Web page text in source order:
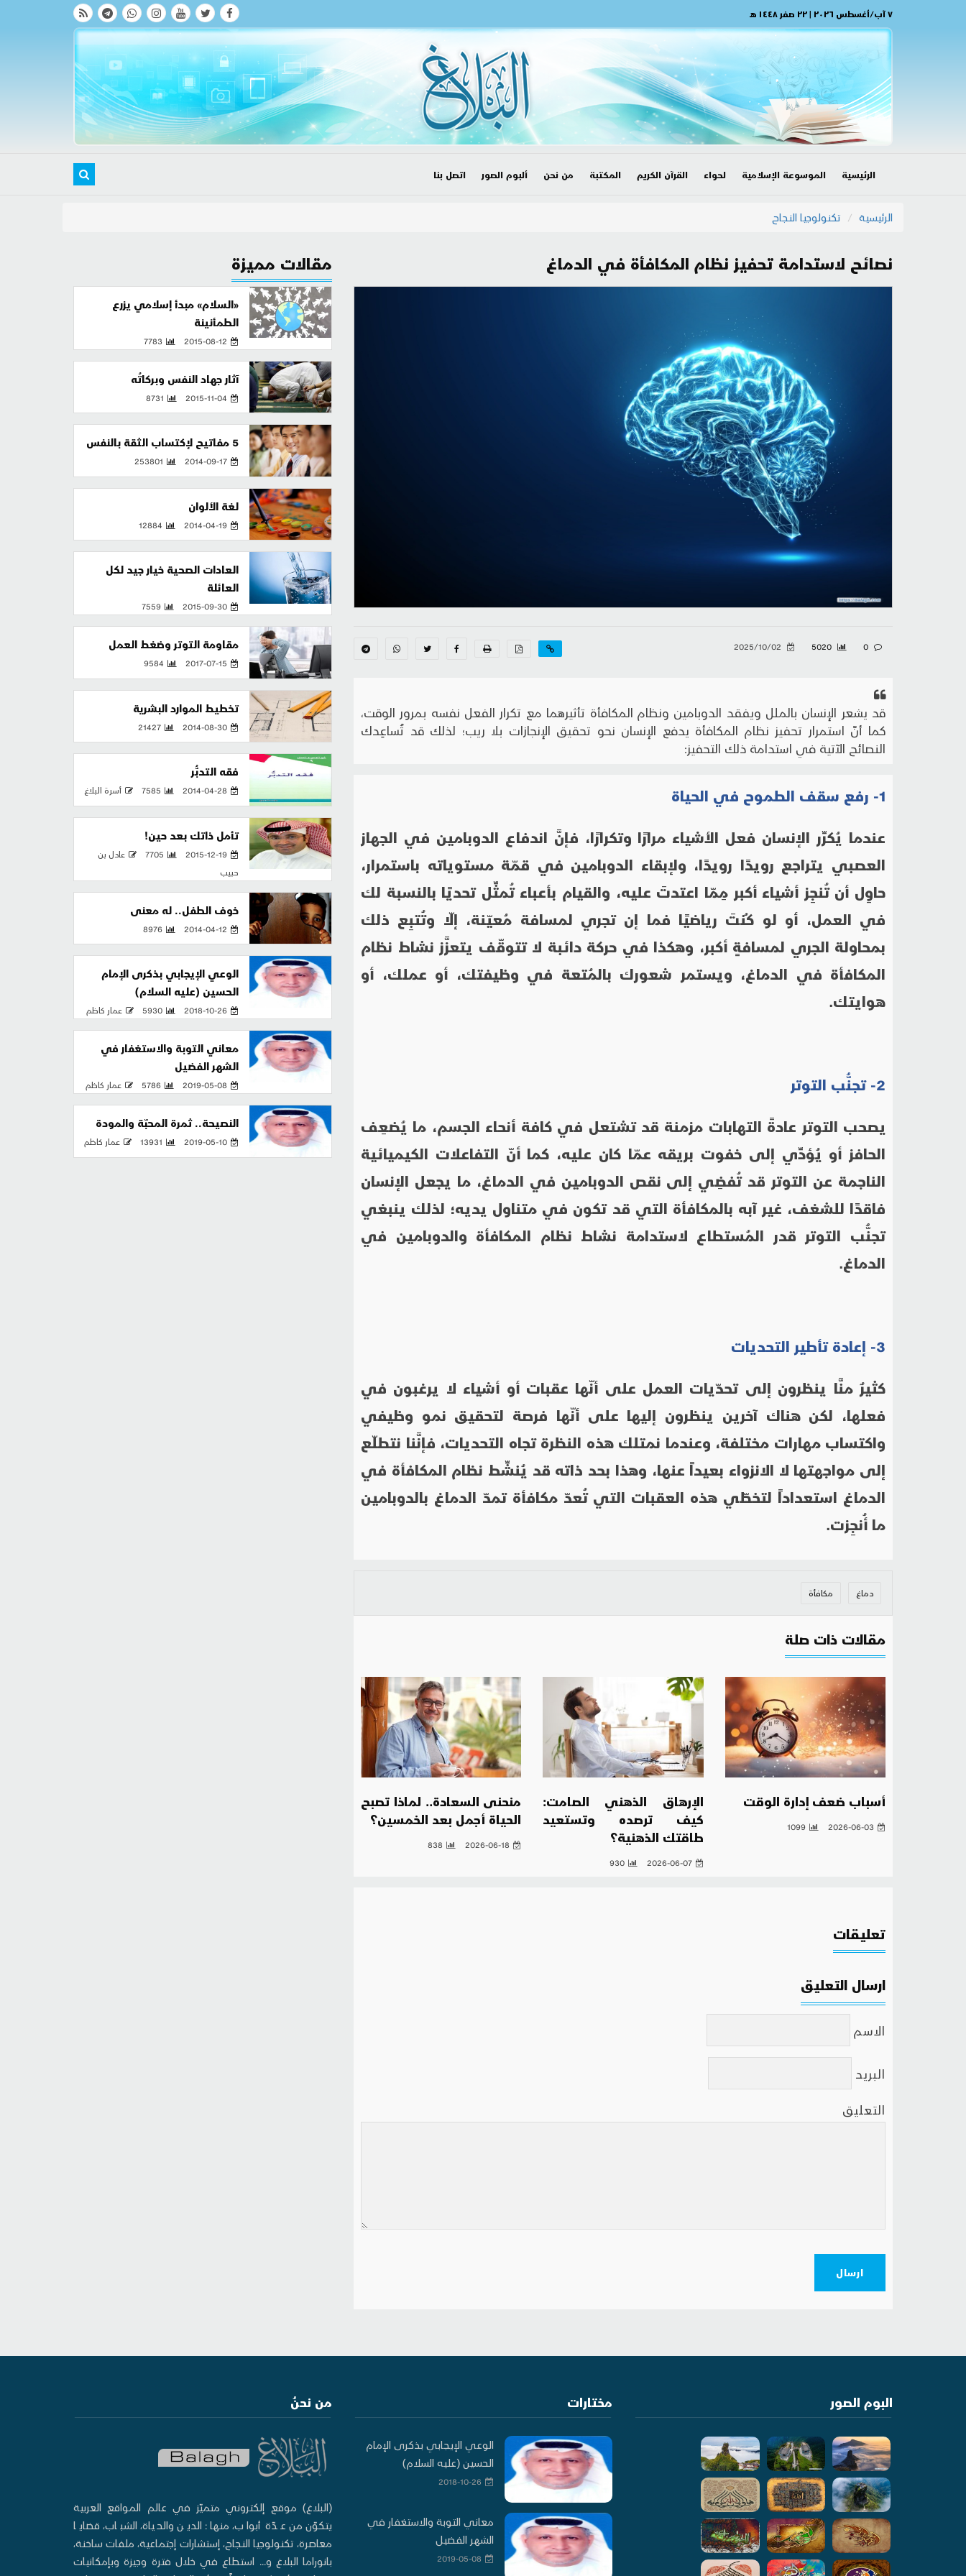
٧ آب/أغسطس ٢٠٢٦ | ٢٢ صفر ١٤٤٨ هـ
الرئيسية الموسوعة الإسلامية لحواء القرآن الكريم المكتبة من نحن ألبوم الصور اتصل بنا
الرئيسية تكنولوجيا النجاح
نصائح لاستدامة تحفيز نظام المكافأة في الدماغ
0
5020
قد يشعر الإنسان بالملل ويفقد الدوبامين ونظام المكافأة تأثيرهما مع تكرار الفعل نفسه بمرور الوقت،
كما أنّ استمرار تحفيز نظام المكافأة يدفع الإنسان نحو تحقيق الإنجازات بلا ريب؛ لذلك قد تُساعِدك
النصائح الآتية في استدامة ذلك التحفيز:
1- رفع سقف الطموح في الحياة
عندما يُكرِّر الإنسان فعل الأشياء مرارًا وتكرارًا، فإنَّ اندفاع الدوبامين في الجهاز
العصبي يتراجع رويدًا رويدًا، ولإبقاء الدوبامين في قمّة مستوياته باستمرار،
حاوِل أن تُنجِز أشياء أكبر مِمّا اعتدتَ عليه، والقيام بأعباء تُمثِّل تحديًا بالنسبة لك
في العمل، أو لو كُنتَ رياضيًا فما إن تجري لمسافة مُعيّنة، إلّا وتُتبِع ذلك
بمحاولة الجري لمسافةٍ أكبر، وهكذا في حركة دائبة لا تتوقّف يتعزَّز نشاط نظام
المكافأة في الدماغ، ويستمر شعورك بالمُتعة في وظيفتك، أو عملك، أو
هوايتك.
2- تجنُّب التوتر
يصحب التوتر عادةً التهابات مزمنة قد تشتعل في كافة أنحاء الجسم، ما يُضعِف
الحافز أو يُؤدِّي إلى خفوت بريقه عمّا كان عليه، كما أنّ التفاعلات الكيميائية
الناجمة عن التوتر قد تُفضِي إلى نقص الدوبامين في الدماغ، ما يجعل الإنسان
فاقدًا للشغف، غير آبه بالمكافأة التي قد تكون في متناول يديه؛ لذلك ينبغي
تجنُّب التوتر قدر المُستطاع لاستدامة نشاط نظام المكافأة والدوبامين في
الدماغ.
3- إعادة تأطير التحديات
كثيرٌ منَّا ينظرون إلى تحدّيات العمل على أنّها عقبات أو أشياء لا يرغبون في
فعلها، لكن هناك آخرين ينظرون إليها على أنّها فرصة لتحقيق نمو وظيفي
واكتساب مهارات مختلفة، وعندما نمتلك هذه النظرة تجاه التحديات، فإنَّنا نتطلّع
إلى مواجهتها لا الانزواء بعيداً عنها، وهذا بحد ذاته قد يُنشِّط نظام المكافأة في
الدماغ استعداداً لتخطّي هذه العقبات التي تُعدّ مكافأة تمدّ الدماغ بالدوبامين
ما أُنجِزت.
دماغ مكافأة
مقالات ذات صلة
منحنى السعادة.. لماذا تصبح
الحياة أجمل بعد الخمسين؟
2026-06-18
838
الإرهاق الذهني الصامت:
كيف ترصده وتستعيد
طاقتك الذهنية؟
2026-06-07
930
أسباب ضعف إدارة الوقت
2026-06-03
1099
تعليقات
ارسال التعليق
الاسم
البريد
التعليق
ارسال
مقالات مميزة
«السلام» مبدأ إسلامي يزرع
الطمأنينة
2015-08-12
7783
آثار جهاد النفس وبركاتُه
2015-11-04
8731
5 مفاتيح لإكتساب الثقة بالنفس
2014-09-17
253801
لغة الألوان
2014-04-19
12884
العادات الصحية خيار جيد لكل
العائلة
2015-09-30
7559
مقاومة التوتر وضغط العمل
2017-07-15
9584
تخطيط الموارد البشرية
2014-08-30
21427
فقه التدبُّر
2014-04-28
7585 أسرة البلاغ
تأمل ذاتك بعد حين!
2015-12-19
7705
عادل بن
حبيب
خوف الطفل.. له معنى
2014-04-12
8976
الوعي الإيجابي بذكرى الإمام
الحسين (عليه السلام)
2018-10-26
5930 عمار كاظم
معاني التوبة والاستغفار في
الشهر الفضيل
2019-05-08
5786 عمار كاظم
النصيحة.. ثمرة المحبّة والمودة
2019-05-10
13931 عمار كاظم
من نحنُ
(البلاغ) موقع إلكتروني متميّز في عالم المواقع العربية
يتكوّن من عدّة أبواب، منها: الدين والحياة، الشباب، قضايا
معاصرة، تكنولوجيا النجاح، إستشارات إجتماعية، ملفات ساخنة،
بانوراما البلاغ و... استطاع في خلال فترة وجيزة وبإمكانيات
مختارات
الوعي الإيجابي بذكرى الإمام
الحسين (عليه السلام)
2018-10-26
معاني التوبة والاستغفار في
الشهر الفضيل
2019-05-08
البوم الصور